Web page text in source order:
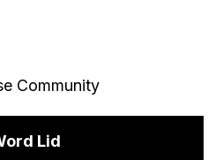
Community
Lid